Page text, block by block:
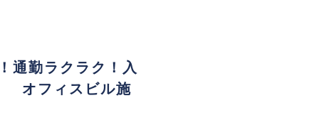
通勤ラクラク！入
オフィスビル施